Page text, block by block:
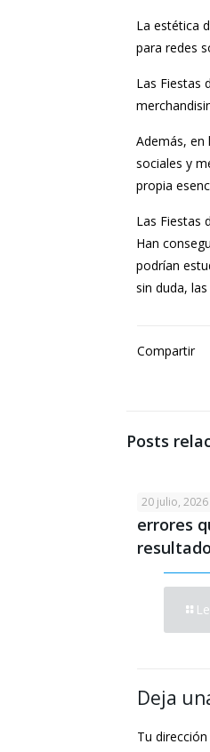
La estética
para redes
Las Fiestas
Además,
sociales y
propia
Las Fiestas
Han
podrían
sin duda,
Compartir
Posts
20 julio, 2026
Por qué
errores
Deja
Tu